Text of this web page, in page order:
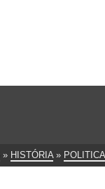
» HISTÓRIA » POLITICA